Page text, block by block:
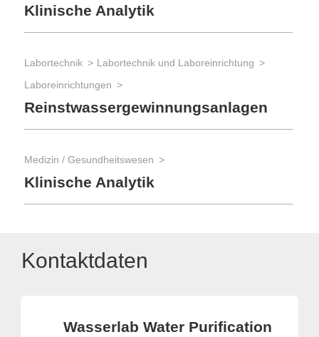
Klinische Analytik
Labortechnik
Labortechnik und Laboreinrichtung
Laboreinrichtungen
Reinstwassergewinnungsanlagen
Medizin / Gesundheitswesen
Klinische Analytik
Kontaktdaten
Wasserlab Water Purification